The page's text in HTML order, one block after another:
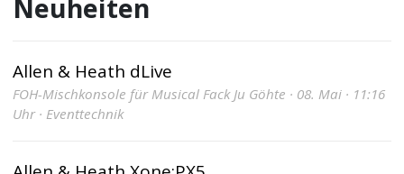
Neuheiten
Allen & Heath dLive
FOH-Mischkonsole für Musical Fack Ju Göhte · 08. Mai · 11:16
Uhr · Eventtechnik